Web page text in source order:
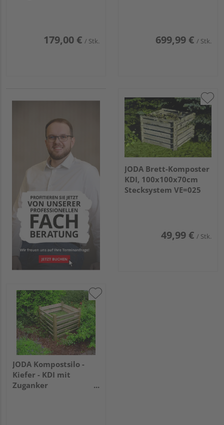
179,00 € / Stk. 699,99 € / Stk.
JODA Brett-Komposter
KDI, 100x100x70cm
Stecksystem VE=025
49,99 € / Stk.
JODA Kompostsilo -
Kiefer - KDI mit
Zuganker